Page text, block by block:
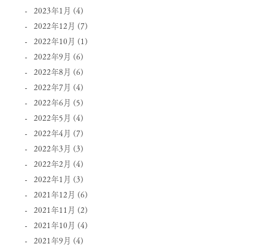
2023年1月 (4)
2022年12月 (7)
2022年10月 (1)
2022年9月 (6)
2022年8月 (6)
2022年7月 (4)
2022年6月 (5)
2022年5月 (4)
2022年4月 (7)
2022年3月 (3)
2022年2月 (4)
2022年1月 (3)
2021年12月 (6)
2021年11月 (2)
2021年10月 (4)
2021年9月 (4)